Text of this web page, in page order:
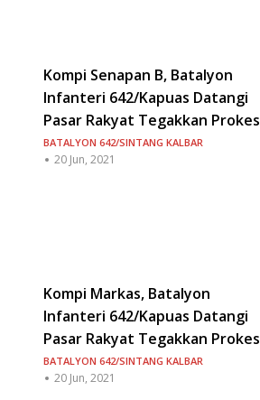
Kompi Senapan B, Batalyon
Infanteri 642/Kapuas Datangi
Pasar Rakyat Tegakkan Prokes
BATALYON 642/SINTANG KALBAR
20 Jun, 2021
Kompi Markas, Batalyon
Infanteri 642/Kapuas Datangi
Pasar Rakyat Tegakkan Prokes
BATALYON 642/SINTANG KALBAR
20 Jun, 2021